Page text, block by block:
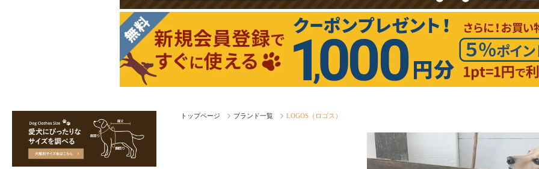
トップページ ブランド一覧 LOGOS（ロゴス）